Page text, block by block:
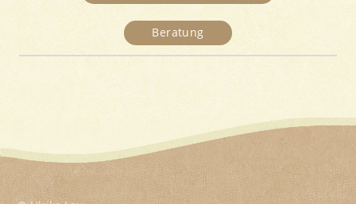
Beratung